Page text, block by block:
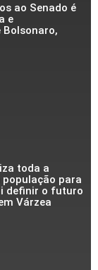
ao Senado é
e
Bolsonaro,
toda a
população para
definir o futuro
Várzea